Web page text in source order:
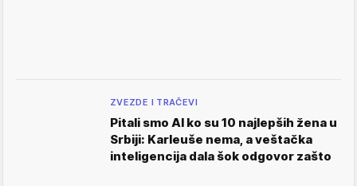
ZVEZDE I TRAČEVI
Pitali smo AI ko su 10 najlepših žena u
Srbiji: Karleuše nema, a veštačka
inteligencija dala šok odgovor zašto